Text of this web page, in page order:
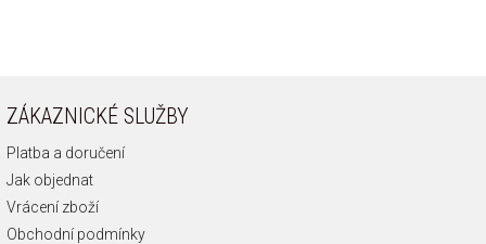
ZÁKAZNICKÉ SLUŽBY
Platba a doručení
Jak objednat
Vrácení zboží
Obchodní podmínky